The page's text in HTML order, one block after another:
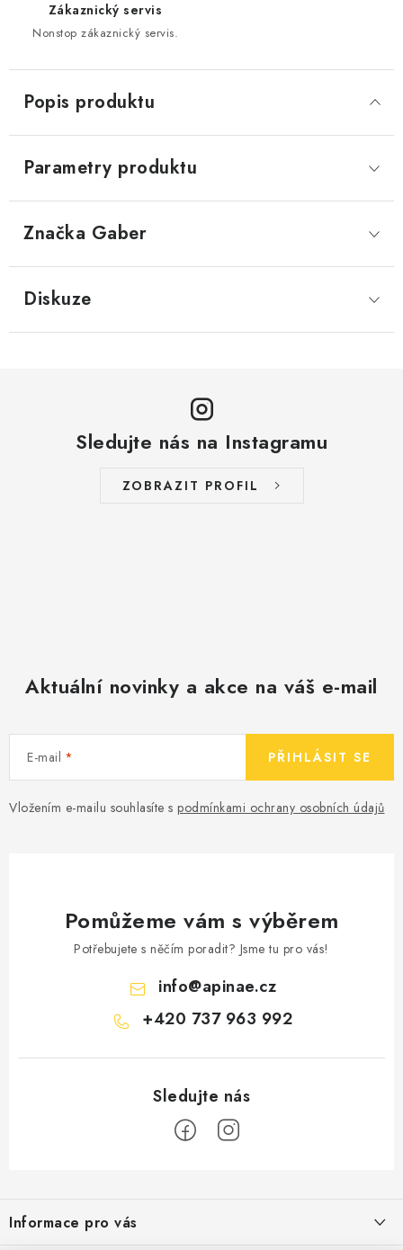
Zákaznický servis
Nonstop zákaznický servis.
Popis produktu
Parametry produktu
Značka Gaber
Diskuze
Sledujte nás na Instagramu
ZOBRAZIT PROFIL
Aktuální novinky a akce na váš e-mail
E-mail
Vložením e-mailu souhlasíte s podmínkami ochrany osobních údajů
PŘIHLÁSIT SE
Pomůžeme vám s výběrem
Potřebujete s něčím poradit? Jsme tu pro vás!
info@apinae.cz
+420 737 963 992
pInformace pro vás